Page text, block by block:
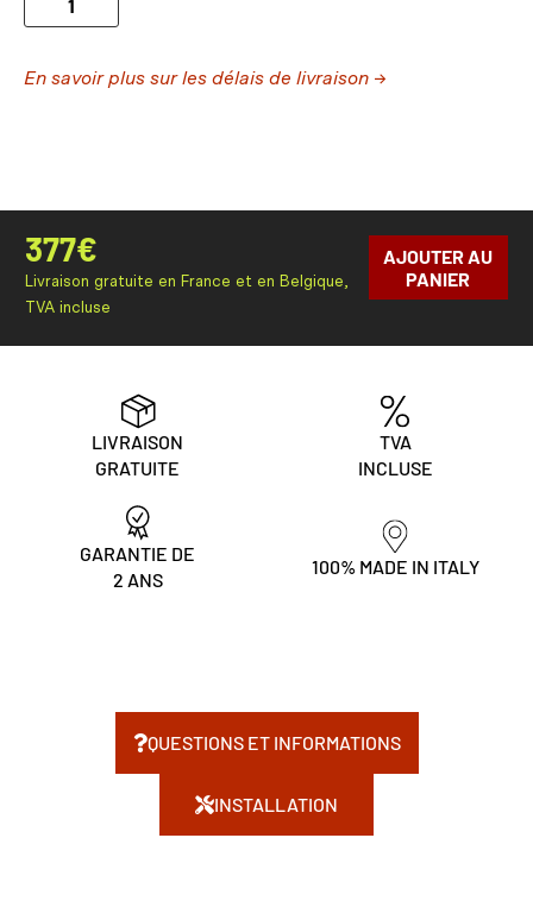
En savoir plus sur les délais de livraison →
377€
Livraison gratuite en France et en Belgique,
TVA incluse
AJOUTER AU
PANIER
LIVRAISON
GRATUITE
TVA
INCLUSE
GARANTIE DE
2 ANS
100% MADE IN ITALY
QUESTIONS ET INFORMATIONS
INSTALLATION